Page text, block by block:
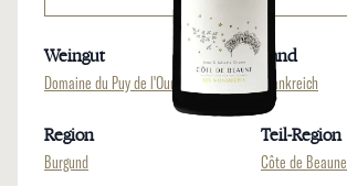
Weingut
Domaine du Puy de l'Ours
Land
Frankreich
Region
Burgund
Teil-Region
Côte de Beaune